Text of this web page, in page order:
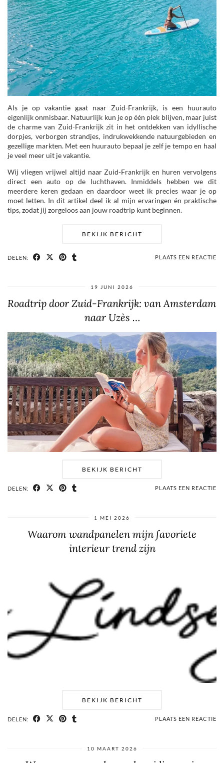
Als je op vakantie gaat naar Zuid-Frankrijk, is een huurauto
eigenlijk onmisbaar. Natuurlijk kun je op één plek blijven, maar juist
de charme van Zuid-Frankrijk zit in het ontdekken van idyllische
dorpjes, verborgen strandjes, indrukwekkende natuurgebieden en
gezellige markten. Met een huurauto bepaal je zelf je tempo en haal
je veel meer uit je vakantie.
Wij vliegen vrijwel altijd naar Zuid-Frankrijk en huren vervolgens
direct een auto op de luchthaven. Inmiddels hebben we dit
meerdere keren gedaan en daardoor weet ik precies waar je op
moet letten. In dit artikel deel ik al mijn ervaringen én praktische
tips, zodat jij zorgeloos aan jouw roadtrip kunt beginnen.
BEKIJK BERICHT
DELEN: PLAATS EEN REACTIE
19 JUNI 2026
Roadtrip door Zuid-Frankrijk: van Amsterdam
naar Uzès …
BEKIJK BERICHT
DELEN: PLAATS EEN REACTIE
1 MEI 2026
Waarom wandpanelen mijn favoriete
interieur trend zijn
BEKIJK BERICHT
DELEN: PLAATS EEN REACTIE
10 MAART 2026